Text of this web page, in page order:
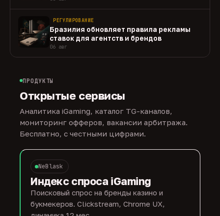
РЕГУЛИРОВАНИЕ
Бразилия обновляет правила рекламы
ставок для агентств и брендов
06 авг
ПРОДУКТЫ
Открытые сервисы
Аналитика iGaming, каталог TG-каналов,
мониторинг офферов, вакансии арбитража.
Бесплатно, с честными цифрами.
NeBlask
Индекс спроса iGaming
Поисковый спрос на бренды казино и
букмекеров. Clickstream, Chrome UX,